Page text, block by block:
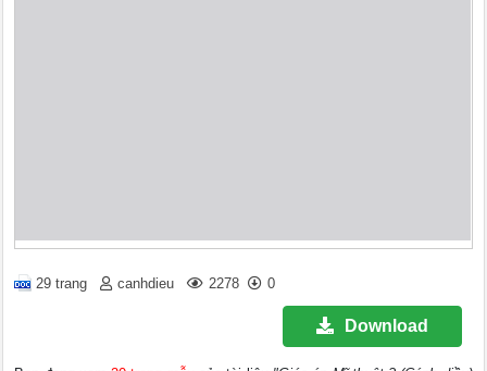
29 trang canhdieu 2278 0
Download